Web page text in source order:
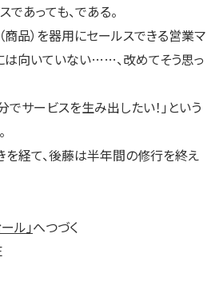
あっても、である。
品）を器用にセールスできる営業マ
は向いていない……、改めてそう思っ
でサービスを生み出したい！」という
を経て、後藤は半年間の修行を終え
ル」へつづく